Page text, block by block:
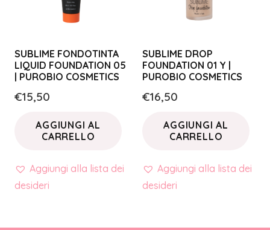
SUBLIME FONDOTINTA
LIQUID FOUNDATION 05
| PUROBIO COSMETICS
€15,50
AGGIUNGI AL
CARRELLO
Aggiungi alla lista dei
desideri
SUBLIME DROP
FOUNDATION 01 Y |
PUROBIO COSMETICS
€16,50
AGGIUNGI AL
CARRELLO
Aggiungi alla lista dei
desideri